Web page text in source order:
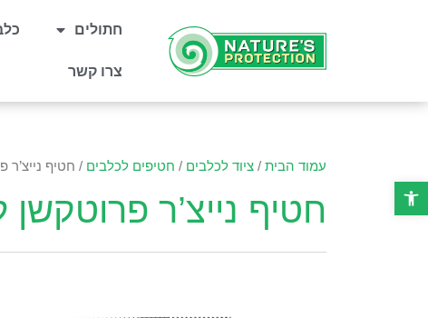
פתח סרגל נגישות
חתולים
צרו קשר
עמוד הבית / ציוד לכלבים / חטיפים לכלבים / חטיף נייצ’ר
חטיף נייצ’ר